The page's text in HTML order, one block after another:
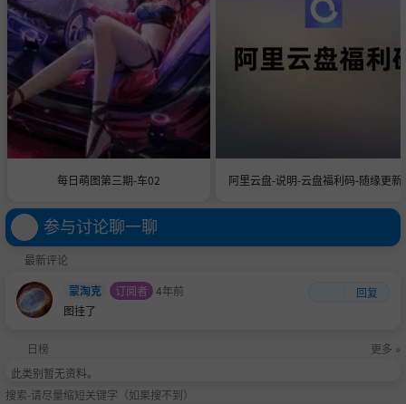
每日萌图第三期-车02 阿里云盘-说明-云盘福利码-随缘更新-
参与讨论聊一聊
最新评论
蒙淘克
订阅者 4年前
回复
图挂了
日榜
更多 »
此类别暂无资料。
搜索-请尽量缩短关键字（如果搜不到）